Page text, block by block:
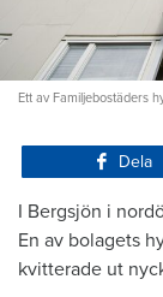
Ett av Familjebostäders
Dela
I Bergsjön i
En av bolagets
kvitterade ut